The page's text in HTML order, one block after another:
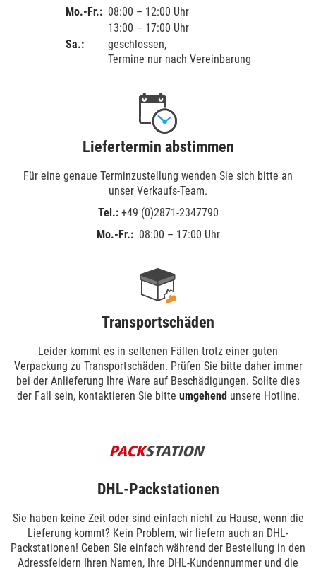
Mo.-Fr.: 08:00 – 12:00 Uhr
13:00 – 17:00 Uhr
Sa.:
geschlossen,
Termine nur nach Vereinbarung
Liefertermin abstimmen
Für eine genaue Terminzustellung wenden Sie sich bitte an
unser Verkaufs-Team.
Tel.: +49 (0)2871-2347790
Mo.-Fr.: 08:00 – 17:00 Uhr
Transportschäden
Leider kommt es in seltenen Fällen trotz einer guten
Verpackung zu Transportschäden. Prüfen Sie bitte daher immer
bei der Anlieferung Ihre Ware auf Beschädigungen. Sollte dies
der Fall sein, kontaktieren Sie bitte umgehendunsere Hotline.
DHL-Packstationen
Sie haben keine Zeit oder sind einfach nicht zu Hause, wenn die
Lieferung kommt? Kein Problem, wir liefern auch an DHL-
Packstationen! Geben Sie einfach während der Bestellung in den
Adressfeldern Ihren Namen, Ihre DHL-Kundennummer und die